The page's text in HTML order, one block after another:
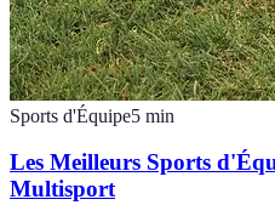
Sports d'Équipe5 min
Les Meilleurs Sports
Multisport